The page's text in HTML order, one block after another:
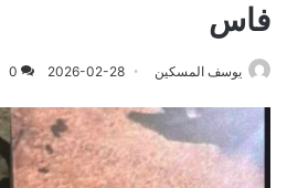
فاس
يوسف المسكين 2026-02-28
0